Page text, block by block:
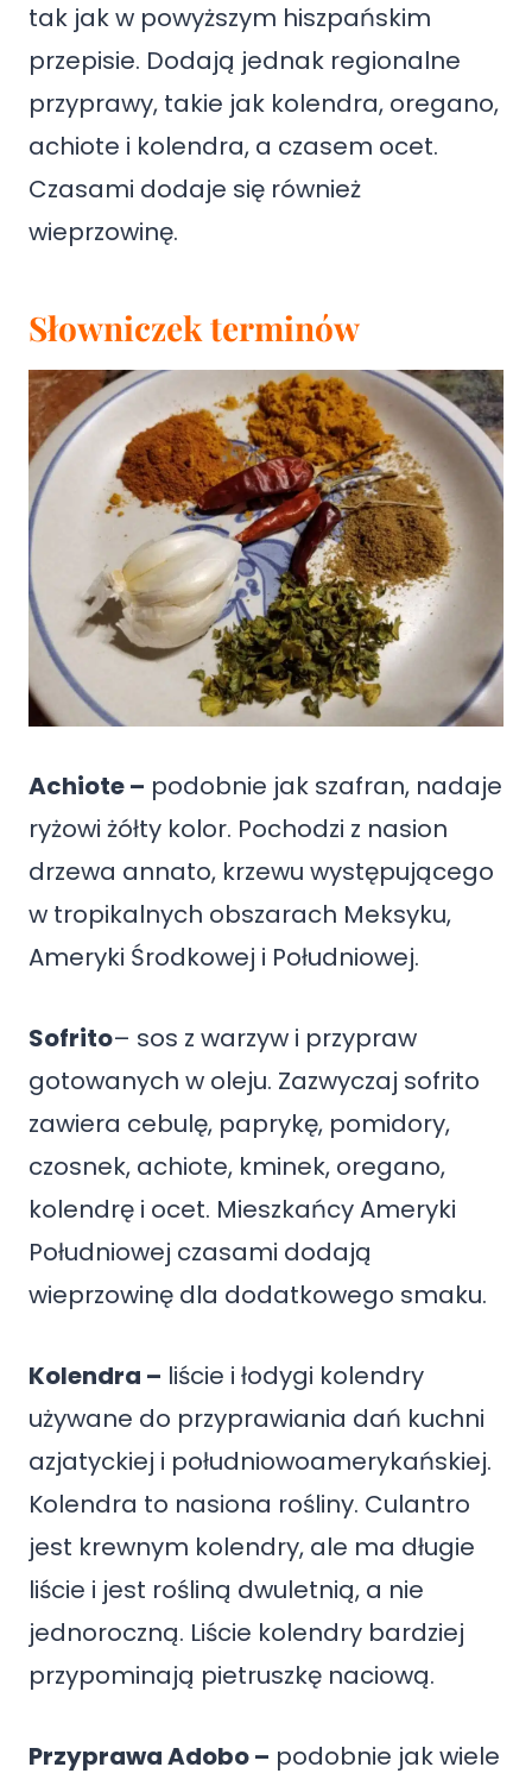
tak jak w powyższym hiszpańskim
przepisie. Dodają jednak regionalne
przyprawy, takie jak kolendra, oregano,
achiote i kolendra, a czasem ocet.
Czasami dodaje się również
wieprzowinę.
Słowniczek terminów
Achiote – podobnie jak szafran, nadaje
ryżowi żółty kolor. Pochodzi z nasion
drzewa annato, krzewu występującego
w tropikalnych obszarach Meksyku,
Ameryki Środkowej i Południowej.
Sofrito– sos z warzyw i przypraw
gotowanych w oleju. Zazwyczaj sofrito
zawiera cebulę, paprykę, pomidory,
czosnek, achiote, kminek, oregano,
kolendrę i ocet. Mieszkańcy Ameryki
Południowej czasami dodają
wieprzowinę dla dodatkowego smaku.
Kolendra – liście i łodygi kolendry
używane do przyprawiania dań kuchni
azjatyckiej i południowoamerykańskiej.
Kolendra to nasiona rośliny. Culantro
jest krewnym kolendry, ale ma długie
liście i jest rośliną dwuletnią, a nie
jednoroczną. Liście kolendry bardziej
przypominają pietruszkę naciową.
Przyprawa Adobo – podobnie jak wiele